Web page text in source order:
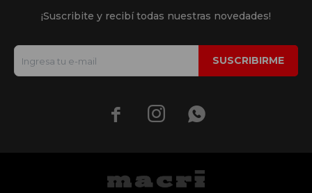
¡Suscribite y recibí todas nuestras novedades!
SUSCRIBIRME
  